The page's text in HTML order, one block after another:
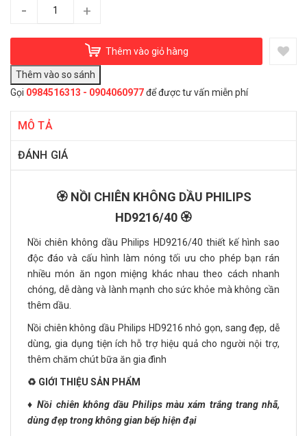
- +
Thêm vào giỏ hàng
Gọi 0984516313 - 0904060977để được tư vấn miễn phí
MÔ TẢ
ĐÁNH GIÁ
🏵️ NỒI CHIÊN KHÔNG DẦU PHILIPS
HD9216/40 🏵️
Nồi chiên không dầu Philips HD9216/40 thiết kế hình sao
độc đáo và cấu hình làm nóng tối ưu cho phép bạn rán
nhiều món ăn ngon miệng khác nhau theo cách nhanh
chóng, dễ dàng và lành mạnh cho sức khỏe mà không cần
thêm dầu.
Nồi chiên không dầu Philips HD9216 nhỏ gọn, sang đẹp, dễ
dùng, gia dụng tiện ích hỗ trợ hiệu quả cho người nội trợ,
thêm chăm chút bữa ăn gia đình
♻️ GIỚI THIỆU SẢN PHẨM
♦️ Nồi chiên không dầu Philips màu xám trắng trang nhã,
dùng đẹp trong không gian bếp hiện đại